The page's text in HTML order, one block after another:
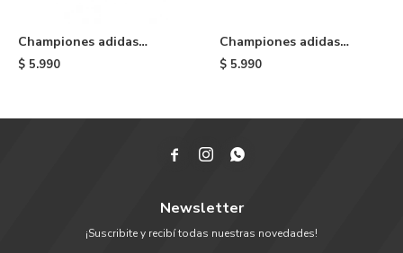
Championes adidas
Campus 00s - Green
$ 5.990
Championes adidas
Rivalry Low - Blue/white
$ 5.990
  
Newsletter
¡Suscribite y recibí todas nuestras novedades!